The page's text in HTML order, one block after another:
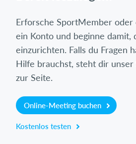
Erforsche SportMember oder
ein Konto und beginne damit,
einzurichten. Falls du Fragen
Hilfe brauchst, steht dir
zur Seite.
Online-Meeting buchen
Kostenlos testen